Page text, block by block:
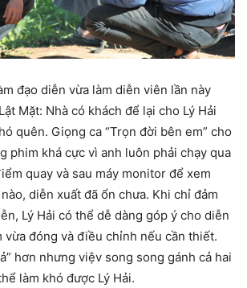
đạo diễn vừa làm diễn viên lần này
Mặt: Nhà có khách để lại cho Lý Hải
quên. Giọng ca “Trọn đời bên em” cho
phim khá cực vì anh luôn phải chạy qua
quay và sau máy monitor để xem
diễn xuất đã ổn chưa. Khi chỉ đảm
Lý Hải có thể dễ dàng góp ý cho diễn
vừa đóng và điều chỉnh nếu cần thiết.
hơn nhưng việv song song gánh cả hai
làm khó được Lý Hải.